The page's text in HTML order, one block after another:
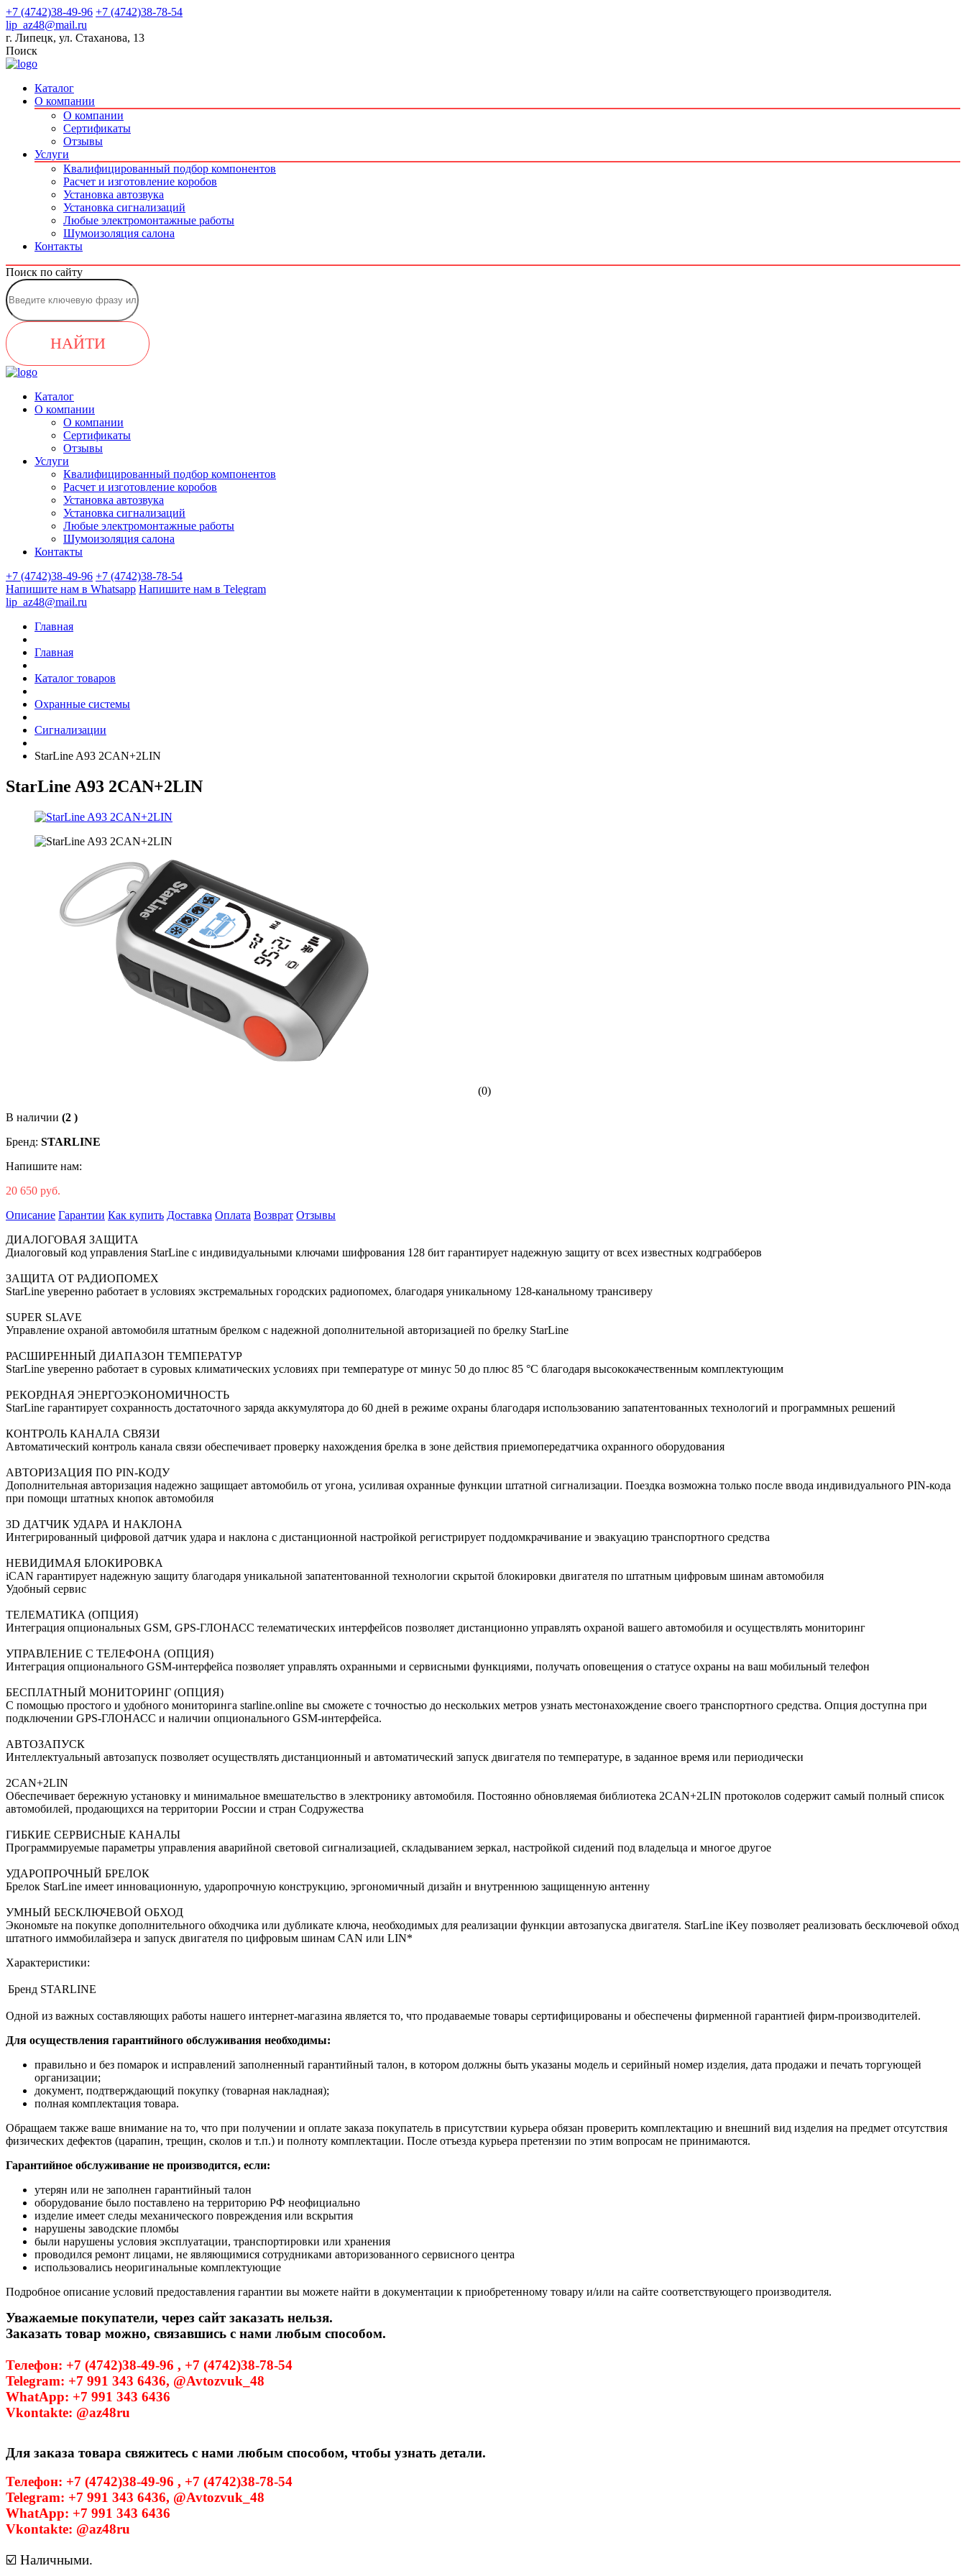
+7 (4742)38-49-96 +7 (4742)38-78-54
lip_az48@mail.ru
г. Липецк, ул. Стаханова, 13
Поиск
Каталог
О компании
О компании
Сертификаты
Отзывы
Услуги
Квалифицированный подбор компонентов
Расчет и изготовление коробов
Установка автозвука
Установка сигнализаций
Любые электромонтажные работы
Шумоизоляция салона
Контакты
Поиск по сайту
НАЙТИ
Каталог
О компании
О компании
Сертификаты
Отзывы
Услуги
Квалифицированный подбор компонентов
Расчет и изготовление коробов
Установка автозвука
Установка сигнализаций
Любые электромонтажные работы
Шумоизоляция салона
Контакты
+7 (4742)38-49-96 +7 (4742)38-78-54
Напишите нам в Whatsapp Напишите нам в Telegram
lip_az48@mail.ru
Главная
Главная
Каталог товаров
Охранные системы
Сигнализации
StarLine A93 2CAN+2LIN
StarLine A93 2CAN+2LIN
(0)
В наличии (2 )
Бренд: STARLINE
Напишите нам:
20 650 руб.
Описание Гарантии Как купить Доставка Оплата Возврат Отзывы
ДИАЛОГОВАЯ ЗАЩИТА
Диалоговый код управления StarLine c индивидуальными ключами шифрования 128 бит гарантирует надежную защиту от всех известных кодграбберов
ЗАЩИТА ОТ РАДИОПОМЕХ
StarLine уверенно работает в условиях экстремальных городских радиопомех, благодаря уникальному 128-канальному трансиверу
SUPER SLAVE
Управление охраной автомобиля штатным брелком с надежной дополнительной авторизацией по брелку StarLine
РАСШИРЕННЫЙ ДИАПАЗОН ТЕМПЕРАТУР
StarLine уверенно работает в суровых климатических условиях при температуре от минус 50 до плюс 85 °С благодаря высококачественным комплектующим
РЕКОРДНАЯ ЭНЕРГОЭКОНОМИЧНОСТЬ
StarLine гарантирует сохранность достаточного заряда аккумулятора до 60 дней в режиме охраны благодаря использованию запатентованных технологий и программных решений
КОНТРОЛЬ КАНАЛА СВЯЗИ
Автоматический контроль канала связи обеспечивает проверку нахождения брелка в зоне действия приемопередатчика охранного оборудования
АВТОРИЗАЦИЯ ПО PIN-КОДУ
Дополнительная авторизация надежно защищает автомобиль от угона, усиливая охранные функции штатной сигнализации. Поездка возможна только после ввода индивидуального PIN-кода
при помощи штатных кнопок автомобиля
3D ДАТЧИК УДАРА И НАКЛОНА
Интегрированный цифровой датчик удара и наклона с дистанционной настройкой регистрирует поддомкрачивание и эвакуацию транспортного средства
НЕВИДИМАЯ БЛОКИРОВКА
iCAN гарантирует надежную защиту благодаря уникальной запатентованной технологии скрытой блокировки двигателя по штатным цифровым шинам автомобиля
Удобный сервис
ТЕЛЕМАТИКА (ОПЦИЯ)
Интеграция опциональных GSM, GPS-ГЛОНАСС телематических интерфейсов позволяет дистанционно управлять охраной вашего автомобиля и осуществлять мониторинг
УПРАВЛЕНИЕ С ТЕЛЕФОНА (ОПЦИЯ)
Интеграция опционального GSM-интерфейса позволяет управлять охранными и сервисными функциями, получать оповещения о статусе охраны на ваш мобильный телефон
БЕСПЛАТНЫЙ МОНИТОРИНГ (ОПЦИЯ)
С помощью простого и удобного мониторинга starline.online вы сможете с точностью до нескольких метров узнать местонахождение своего транспортного средства. Опция доступна при
подключении GPS-ГЛОНАСС и наличии опционального GSM-интерфейса.
АВТОЗАПУСК
Интеллектуальный автозапуск позволяет осуществлять дистанционный и автоматический запуск двигателя по температуре, в заданное время или периодически
2CAN+2LIN
Обеспечивает бережную установку и минимальное вмешательство в электронику автомобиля. Постоянно обновляемая библиотека 2CAN+2LIN протоколов содержит самый полный список
автомобилей, продающихся на территории России и стран Содружества
ГИБКИЕ СЕРВИСНЫЕ КАНАЛЫ
Программируемые параметры управления аварийной световой сигнализацией, складыванием зеркал, настройкой сидений под владельца и многое другое
УДАРОПРОЧНЫЙ БРЕЛОК
Брелок StarLine имеет инновационную, ударопрочную конструкцию, эргономичный дизайн и внутреннюю защищенную антенну
УМНЫЙ БЕСКЛЮЧЕВОЙ ОБХОД
Экономьте на покупке дополнительного обходчика или дубликате ключа, необходимых для реализации функции автозапуска двигателя. StarLine iKey позволяет реализовать бесключевой обход
штатного иммобилайзера и запуск двигателя по цифровым шинам CAN или LIN*
Характеристики:
Бренд STARLINE
Одной из важных составляющих работы нашего интернет-магазина является то, что продаваемые товары сертифицированы и обеспечены фирменной гарантией фирм-производителей.
Для осуществления гарантийного обслуживания необходимы:
правильно и без помарок и исправлений заполненный гарантийный талон, в котором должны быть указаны модель и серийный номер изделия, дата продажи и печать торгующей
организации;
документ, подтверждающий покупку (товарная накладная);
полная комплектация товара.
Обращаем также ваше внимание на то, что при получении и оплате заказа покупатель в присутствии курьера обязан проверить комплектацию и внешний вид изделия на предмет отсутствия
физических дефектов (царапин, трещин, сколов и т.п.) и полноту комплектации. После отъезда курьера претензии по этим вопросам не принимаются.
Гарантийное обслуживание не производится, если:
утерян или не заполнен гарантийный талон
оборудование было поставлено на территорию РФ неофициально
изделие имеет следы механического повреждения или вскрытия
нарушены заводские пломбы
были нарушены условия эксплуатации, транспортировки или хранения
проводился ремонт лицами, не являющимися сотрудниками авторизованного сервисного центра
использовались неоригинальные комплектующие
Подробное описание условий предоставления гарантии вы можете найти в документации к приобретенному товару и/или на сайте соответствующего производителя.
Уважаемые покупатели, через сайт заказать нельзя.
Заказать товар можно, связавшись с нами любым способом.
Телефон: +7 (4742)38-49-96 , +7 (4742)38-78-54
Telegram: +7 991 343 6436, @Avtozvuk_48
WhatApp: +7 991 343 6436
Vkontakte: @az48ru
Для заказа товара свяжитесь с нами любым способом, чтобы узнать детали.
Телефон: +7 (4742)38-49-96 , +7 (4742)38-78-54
Telegram: +7 991 343 6436, @Avtozvuk_48
WhatApp: +7 991 343 6436
Vkontakte: @az48ru
☑️ Наличными.